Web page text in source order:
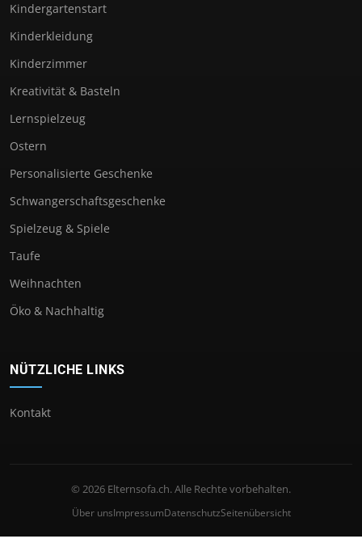
Kindergartenstart
Kinderkleidung
Kinderzimmer
Kreativität & Basteln
Lernspielzeug
Ostern
Personalisierte Geschenke
Schwangerschaftsgeschenke
Spielzeug & Spiele
Taufe
Weihnachten
Öko & Nachhaltig
NÜTZLICHE LINKS
Kontakt
© 2026 Elternsofa.ch. Alle Rechte vorbehalten.
Über unsImpressumDatenschutzSeitenübersicht